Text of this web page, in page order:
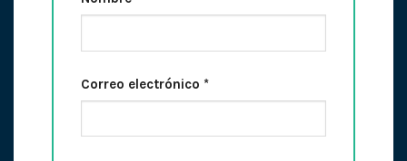
Correo electrónico *